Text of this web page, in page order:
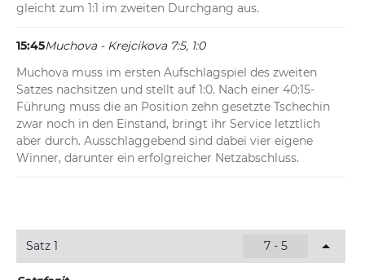
gleicht zum 1:1 im zweiten Durchgang aus.
15:45Muchova - Krejcikova 7:5, 1:0
Muchova muss im ersten Aufschlagspiel des zweiten
Satzes nachsitzen und stellt auf 1:0. Nach einer 40:15-
Führung muss die an Position zehn gesetzte Tschechin
zwar noch in den Einstand, bringt ihr Service letztlich
aber durch. Ausschlaggebend sind dabei vier eigene
Winner, darunter ein erfolgreicher Netzabschluss.
Satz 1 7 - 5